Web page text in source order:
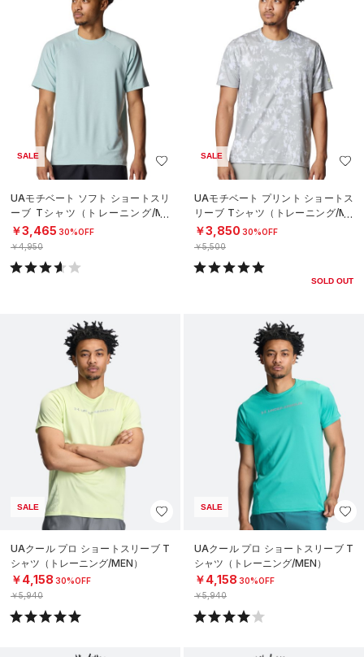
SALE
UAモチベート ソフト ショートスリ
ーブ Tシャツ（トレーニング/ME
N）
￥3,465 30%OFF
￥4,950
SALE
UAモチベート プリント ショートス
リーブ Tシャツ（トレーニング/ME
N）
￥3,850 30%OFF
￥5,500
SOLD OUT
SALE
UAクール プロ ショートスリーブ T
シャツ（トレーニング/MEN）
￥4,158 30%OFF
￥5,940
SALE
UAクール プロ ショートスリーブ T
シャツ（トレーニング/MEN）
￥4,158 30%OFF
￥5,940